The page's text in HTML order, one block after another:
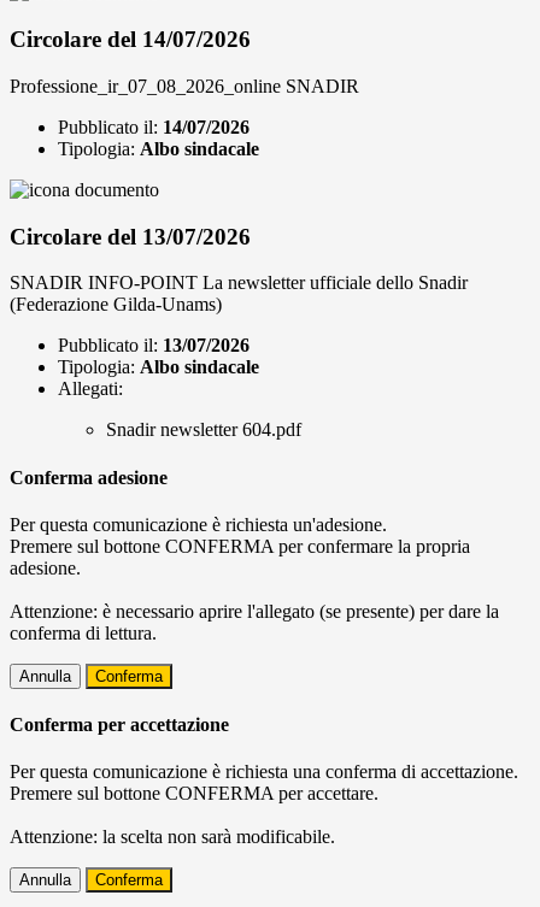
Circolare del 14/07/2026
Professione_ir_07_08_2026_online SNADIR
Pubblicato il: 14/07/2026
Tipologia: Albo sindacale
Circolare del 13/07/2026
SNADIR INFO-POINT La newsletter ufficiale dello Snadir
(Federazione Gilda-Unams)
Pubblicato il: 13/07/2026
Tipologia: Albo sindacale
Allegati:
Snadir newsletter 604.pdf
Conferma adesione
Per questa comunicazione è richiesta un'adesione.
Premere sul bottone CONFERMA per confermare la propria
adesione.
Attenzione: è necessario aprire l'allegato (se presente) per dare la
conferma di lettura.
Annulla Conferma
Conferma per accettazione
Per questa comunicazione è richiesta una conferma di accettazione.
Premere sul bottone CONFERMA per accettare.
Attenzione: la scelta non sarà modificabile.
Annulla Conferma